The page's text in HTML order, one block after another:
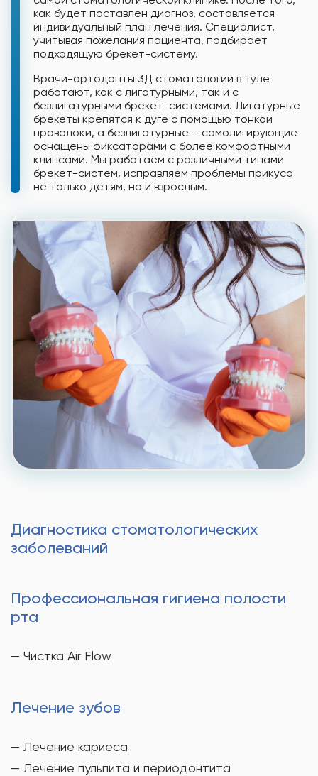
как будет поставлен диагноз, составляется
индивидуальный план лечения. Специалист,
учитывая пожелания пациента, подбирает
подходящую брекет-систему.
Врачи-ортодонты 3Д стоматологии в Туле
работают, как с лигатурными, так и с
безлигатурными брекет-системами. Лигатурные
брекеты крепятся к дуге с помощью тонкой
проволоки, а безлигатурные – самолигирующие
оснащены фиксаторами с более комфортными
клипсами. Мы работаем с различными типами
брекет-систем, исправляем проблемы прикуса
не только детям, но и взрослым.
Диагностика стоматологических
заболеваний
Профессиональная гигиена полости
рта
— Чистка Air Flow
Лечение зубов
— Лечение кариеса
— Лечение пульпита и периодонтита